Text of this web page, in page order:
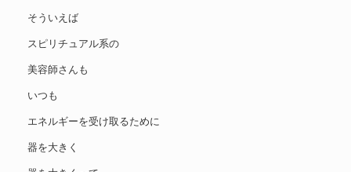
そういえば
スピリチュアル系の
美容師さんも
いつも
エネルギーを受け取るために
器を大きく